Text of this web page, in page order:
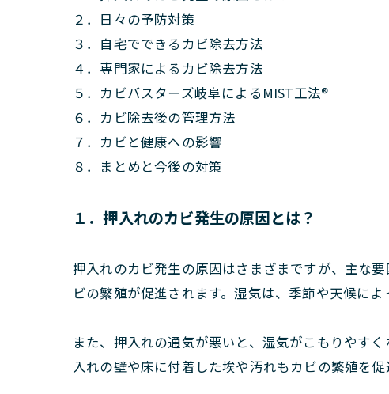
２．日々の予防対策
３．自宅でできるカビ除去方法
４．専門家によるカビ除去方法
５．カビバスターズ岐阜によるMIST工法®
６．カビ除去後の管理方法
７．カビと健康への影響
８．まとめと今後の対策
１．押入れのカビ発生の原因とは？
押入れのカビ発生の原因はさまざまですが、主な
ビの繁殖が促進されます。湿気は、季節や天候に
また、押入れの通気が悪いと、湿気がこもりやす
入れの壁や床に付着した埃や汚れもカビの繁殖を